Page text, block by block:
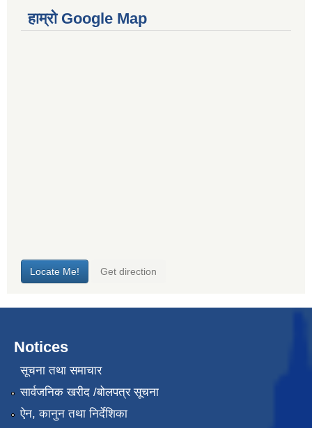
हाम्रो Google Map
Notices
सूचना तथा समाचार
सार्वजनिक खरीद /बोलपत्र सूचना
ऐन, कानुन तथा निर्देशिका